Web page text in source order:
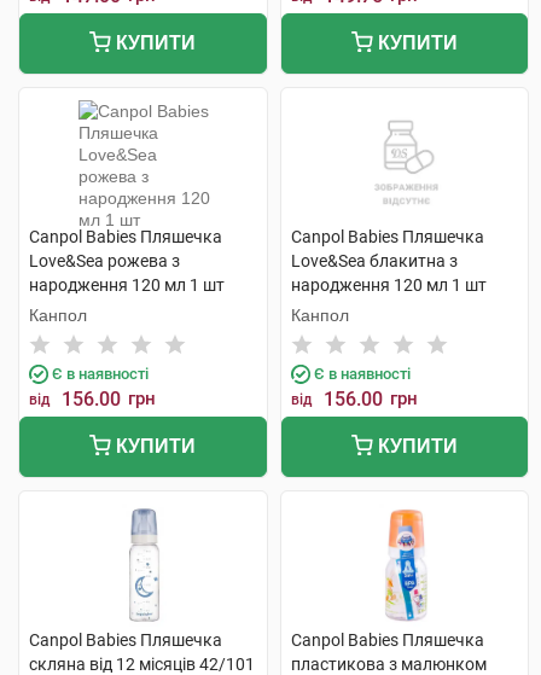
КУПИТИ КУПИТИ
Canpol Babies Пляшечка
Love&Sea рожева з
народження 120 мл 1 шт
Канпол
Є в наявності
від 156.00 грн
КУПИТИ
Canpol Babies Пляшечка
Love&Sea блакитна з
народження 120 мл 1 шт
Канпол
Є в наявності
від 156.00 грн
КУПИТИ
Canpol Babies Пляшечка
скляна від 12 місяців 42/101
Canpol Babies Пляшечка
пластикова з малюнком